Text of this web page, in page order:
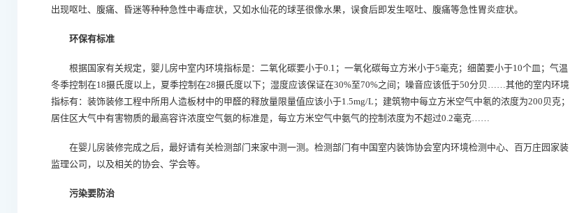
出现呕吐、腹痛、昏迷等种种急性中毒症状，又如水仙花的球茎很像水果，误食后即发生呕吐、腹痛等急性胃炎症状。
环保有标准
根据国家有关规定，婴儿房中室内环境指标是：二氧化碳要小于0.1；一氧化碳每立方米小于5毫克；细菌要小于10个皿；气温
冬季控制在18摄氏度以上，夏季控制在28摄氏度以下；湿度应该保证在30%至70%之间；噪音应该低于50分贝……其他的室内环境
指标有：装饰装修工程中所用人造板材中的甲醛的释放量限量值应该小于1.5mg/L；建筑物中每立方米空气中氡的浓度为200贝克；
居住区大气中有害物质的最高容许浓度空气氨的标准是，每立方米空气中氨气的控制浓度为不超过0.2毫克……
在婴儿房装修完成之后，最好请有关检测部门来家中测一测。检测部门有中国室内装饰协会室内环境检测中心、百万庄园家装
监理公司，以及相关的协会、学会等。
污染要防治